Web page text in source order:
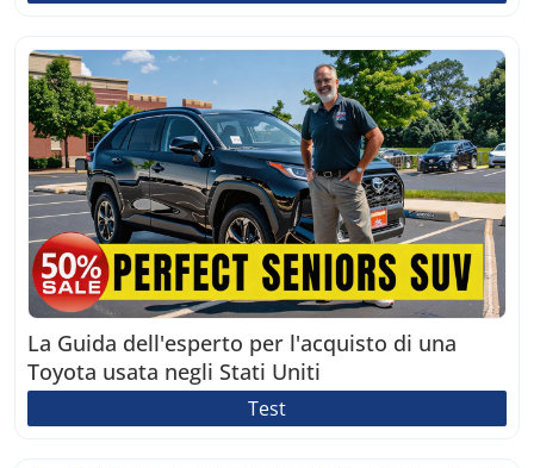
La Guida dell'esperto per l'acquisto di una
Toyota usata negli Stati Uniti
Test